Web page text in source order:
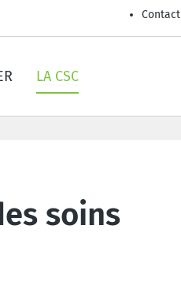
Contact
LA CSC
soins